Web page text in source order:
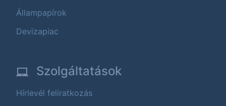
Állampapírok
Devizapiac
Szolgáltatások
Hírlevél feliratkozás